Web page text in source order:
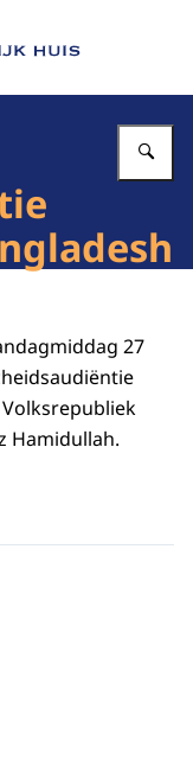
Koninklijk Huis
27
Hamidullah.